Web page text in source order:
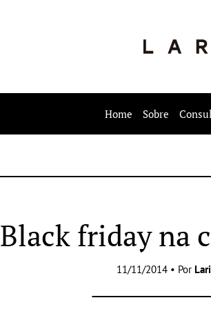
Home Sobre
Black friday na
11/11/2014 • Por Lari